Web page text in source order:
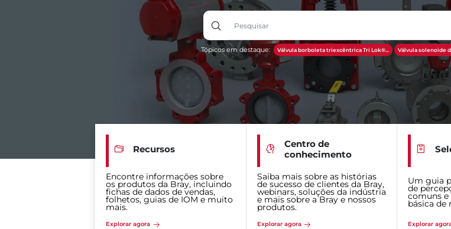
Tópicos em destaque: Válvula borboleta triexcêntrica Tri Lok®... Válvula solenoide
Recursos
Encontre informações sobre
os produtos da Bray, incluindo
fichas de dados de vendas,
folhetos, guias de IOM e muito
mais.
Explorar agora
Centro de
conhecimento
Saiba mais sobre as histórias
de sucesso de clientes da Bray,
webinars, soluções da indústria
e mais sobre a Bray e nossos
produtos.
Explorar agora
Um guia
de
comuns
básica de
Explorar